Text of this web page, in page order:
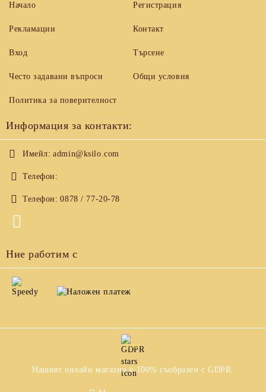
Начало
Рекламации
Вход
Често задавани въпроси
Регистрация
Контакт
Търсене
Общи условия
Политика за поверителност
Информация за контакти:
Имейл: admin@ksilo.com
Телефон:
Телефон: 0878 / 77-20-78
Ние работим с
GDPR
Нашият онлайн магазин е 100% съобразен с GDPR.